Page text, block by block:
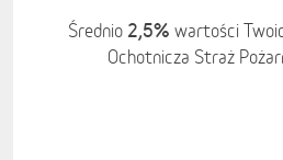
Średnio 2,5% wartości
Ochotnicza Straż